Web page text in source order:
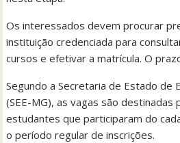
Os interessados devem procurar
instituição credenciada para
cursos e efetivar a matrícula. O
Segundo a Secretaria de Estado de
(SEE-MG), as vagas são destinadas
estudantes que participaram do
o período regular de inscrições.